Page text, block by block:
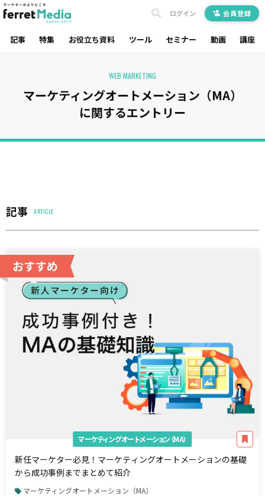
記事 特集 お役立ち資料 ツール セミナー 動画 講座
ログイン 会員登録
WEB MARKETING
マーケティングオートメーション（MA）
に関するエントリー
記事 ARTICLE
マーケティングオートメーション（MA）
新任マーケター必見！マーケティングオートメーションの基礎
から成功事例までまとめて紹介
マーケティングオートメーション（MA）